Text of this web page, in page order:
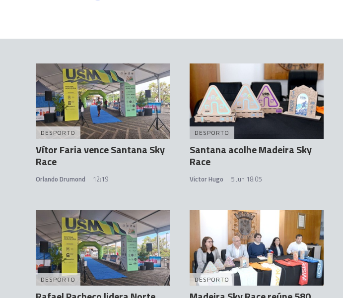
DESPORTO
Vítor Faria vence Santana Sky
Race
Orlando Drumond 12:19
DESPORTO
Santana acolhe Madeira Sky
Race
Victor Hugo 5 Jun 18:05
DESPORTO DESPORTO